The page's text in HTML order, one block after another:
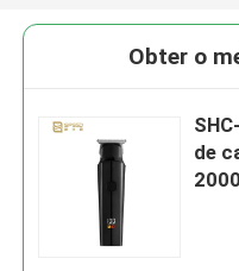
Obter o
de